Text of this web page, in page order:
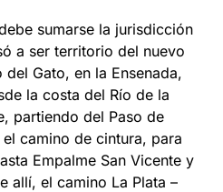
sumarse la jurisdicción
a ser territorio del nuevo
Gato, en la Ensenada,
la costa del Río de la
partiendo del Paso de
camino de cintura, para
Empalme San Vicente y
allí, el camino La Plata –